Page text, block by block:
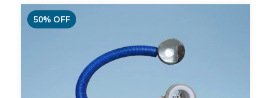
50% OFF